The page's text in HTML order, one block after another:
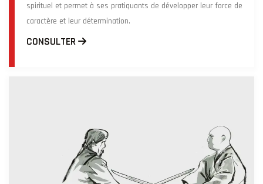
spirituel et permet à ses pratiquants de développer leur force de
caractère et leur détermination.
CONSULTER